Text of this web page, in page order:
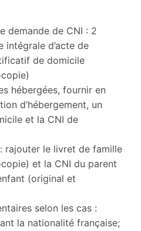
demande de CNI : 2
intégrale d’acte de
de domicile
hébergées, fournir en
d’hébergement, un
et la CNI de
rajouter le livret de famille
et la CNI du parent
(original et
selon les cas :
la nationalité française;